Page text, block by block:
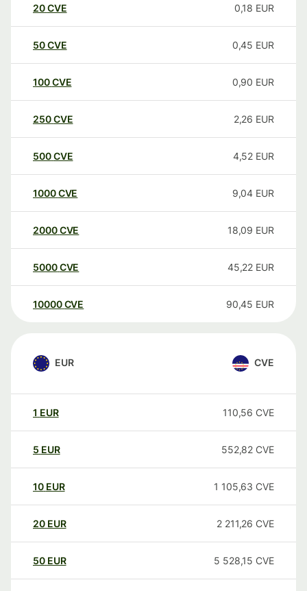
20CVE 0,18 EUR
50CVE 0,45 EUR
100CVE 0,90 EUR
250CVE 2,26 EUR
500CVE 4,52 EUR
1000CVE 9,04 EUR
2000CVE 18,09 EUR
5000CVE 45,22 EUR
10000 CVE 90,45 EUR
EUR CVE
1 EUR 110,56 CVE
5 EUR 552,82 CVE
10 EUR 1 105,63 CVE
20 EUR 2 211,26 CVE
50 EUR 5 528,15 CVE